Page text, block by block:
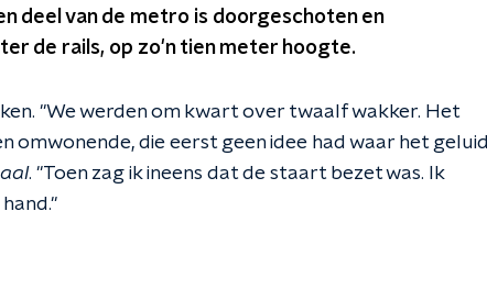
deel van de metro is doorgeschoten en
de rails, op zo'n tien meter hoogte.
"We werden om kwart over twaalf wakker. Het
omwonende, die eerst geen idee had waar het geluid
. "Toen zag ik ineens dat de staart bezet was. Ik